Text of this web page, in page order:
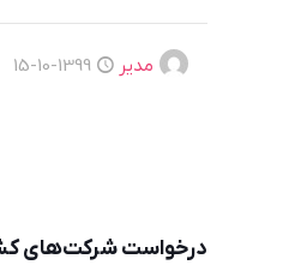
مدیر 1399-10-15
درخواست شرکت‌های